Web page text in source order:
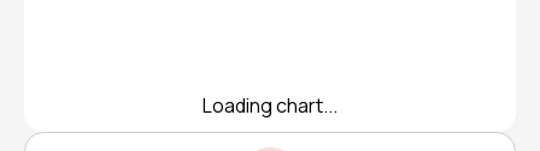
Loading chart...